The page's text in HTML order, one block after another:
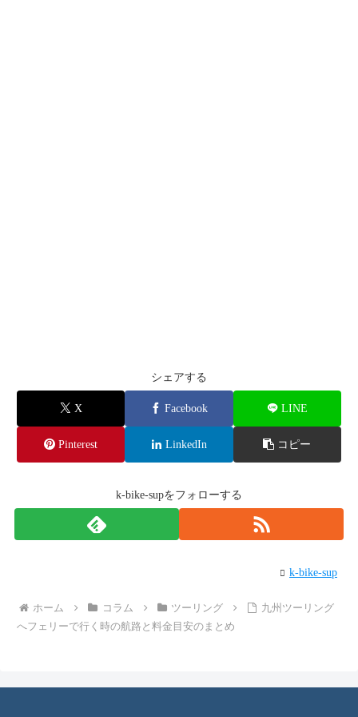
シェアする
X Facebook LINE
Pinterest LinkedIn コピー
k-bike-supをフォローする
k-bike-sup
ホーム コラム ツーリング
九州ツーリング
へフェリーで行く時の航路と料金目安のまとめ